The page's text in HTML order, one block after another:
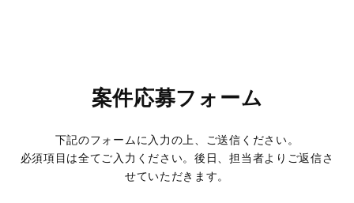
案件応募フォーム
下記のフォームに入力の上、ご送信ください。
必須項目は全てご入力ください。後日、担当者よりご返信さ
せていただきます。